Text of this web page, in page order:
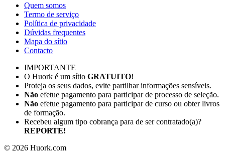
Quem somos
Termo de serviço
Política de privacidade
Dúvidas frequentes
Mapa do sítio
Contacto
IMPORTANTE
O Huork é um sítio GRATUITO!
Proteja os seus dados, evite partilhar informações sensíveis.
Não efetue pagamento para participar de processo de seleção.
Não efetue pagamento para participar de curso ou obter livros
de formação.
Recebeu algum tipo cobrança para de ser contratado(a)?
REPORTE!
© 2026 Huork.com